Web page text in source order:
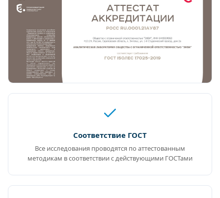
Соответствие ГОСТ
Все исследования проводятся по аттестованным
методикам в соответствии с действующими ГОСТами